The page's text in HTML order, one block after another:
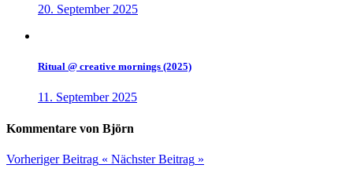
20. September 2025
Ritual @ creative mornings (2025)
11. September 2025
Kommentare von Björn
Vorheriger Beitrag « Nächster Beitrag »